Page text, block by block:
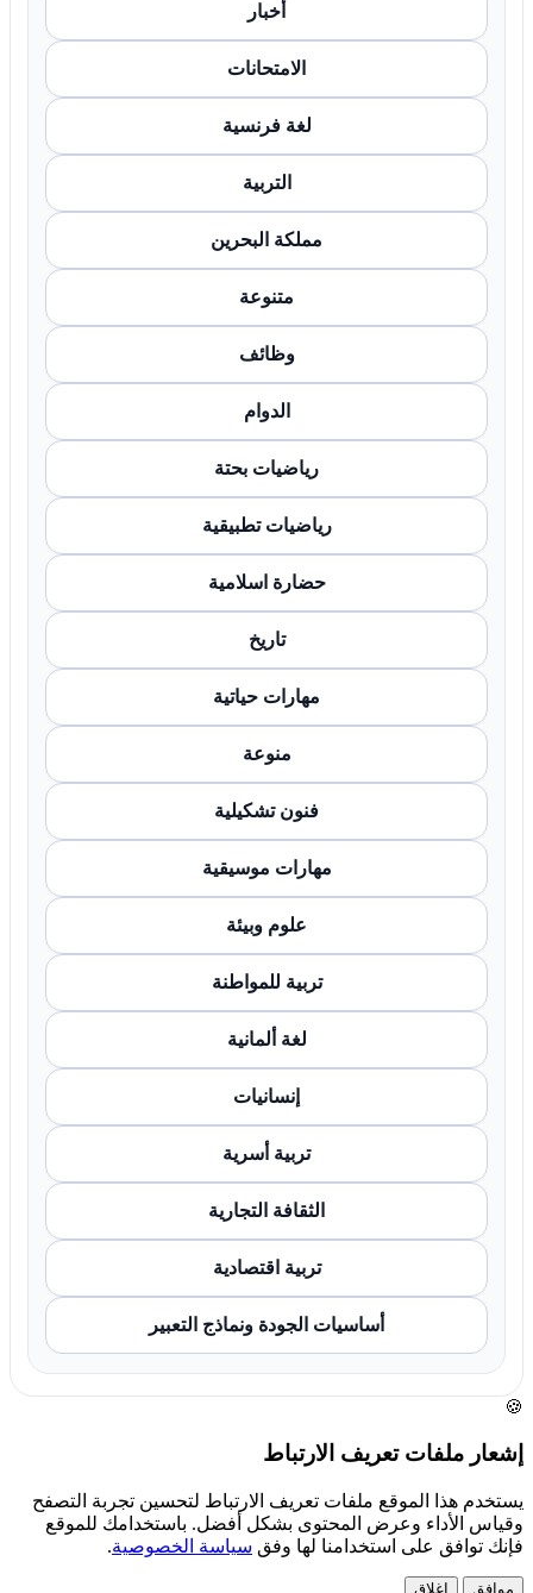
أخبار
الامتحانات
لغة فرنسية
التربية
مملكة البحرين
متنوعة
وظائف
الدوام
رياضيات بحتة
رياضيات تطبيقية
حضارة اسلامية
تاريخ
مهارات حياتية
منوعة
فنون تشكيلية
مهارات موسيقية
علوم وبيئة
تربية للمواطنة
لغة ألمانية
إنسانيات
تربية أسرية
الثقافة التجارية
تربية اقتصادية
أساسيات الجودة ونماذج التعبير
🍪
إشعار ملفات تعريف الارتباط
يستخدم هذا الموقع ملفات تعريف الارتباط لتحسين تجربة التصفح
وقياس الأداء وعرض المحتوى بشكل أفضل. باستخدامك للموقع
فإنك توافق على استخدامنا لها وفق سياسة الخصوصية.
موافق إغلاق